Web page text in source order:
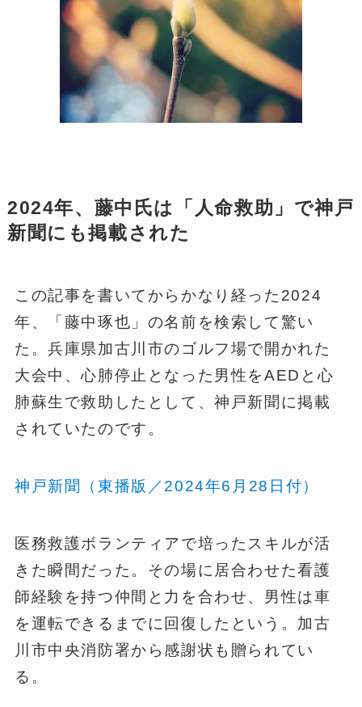
2024年、藤中氏は「人命救助」で神戸
新聞にも掲載された
この記事を書いてからかなり経った2024
年、「藤中琢也」の名前を検索して驚い
た。兵庫県加古川市のゴルフ場で開かれた
大会中、心肺停止となった男性をAEDと心
肺蘇生で救助したとして、神戸新聞に掲載
されていたのです。
神戸新聞（東播版／2024年6月28日付）
医務救護ボランティアで培ったスキルが活
きた瞬間だった。その場に居合わせた看護
師経験を持つ仲間と力を合わせ、男性は車
を運転できるまでに回復したという。加古
川市中央消防署から感謝状も贈られてい
る。